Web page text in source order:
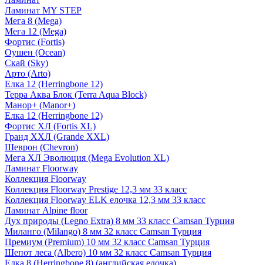
Ламинат MY STEP
Мега 8 (Mega)
Мега 12 (Mega)
Фортис (Fortis)
Оушен (Ocean)
Скай (Sky)
Арто (Arto)
Елка 12 (Herringbone 12)
Терра Аква Блок (Terra Aqua Block)
Манор+ (Manor+)
Елка 12 (Herringbone 12)
Фортис ХЛ (Fortis XL)
Гранд ХХЛ (Grande XXL)
Шеврон (Chevron)
Мега ХЛ Эволюция (Mega Evolution XL)
Ламинат Floorway
Коллекция Floorway
Коллекция Floorway Prestige 12,3 мм 33 класс
Коллекция Floorway ELK елочка 12,3 мм 33 класс
Ламинат Alpine floor
Дух природы (Legno Extra) 8 мм 33 класс Camsan Турция
Миланго (Milango) 8 мм 32 класс Camsan Турция
Премиум (Premium) 10 мм 32 класс Camsan Турция
Шепот леса (Albero) 10 мм 32 класс Camsan Турция
Елка 8 (Herringbone 8) (английская елочка)